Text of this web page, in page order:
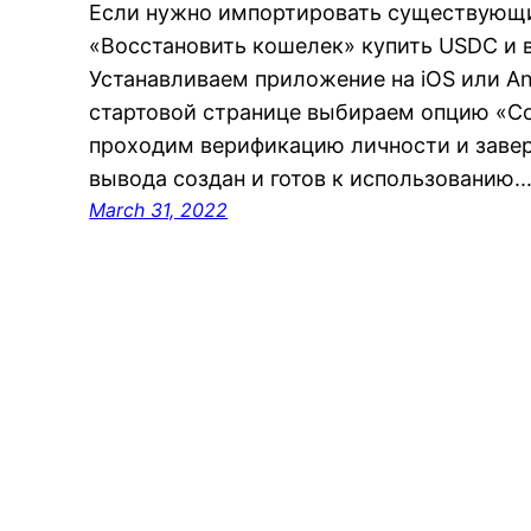
Если нужно импортировать
«Восстановить кошелек» купить USDC
Устанавливаем приложение на iOS или
стартовой странице выбираем опцию
проходим верификацию личности и
вывода создан и готов к
March 31, 2022